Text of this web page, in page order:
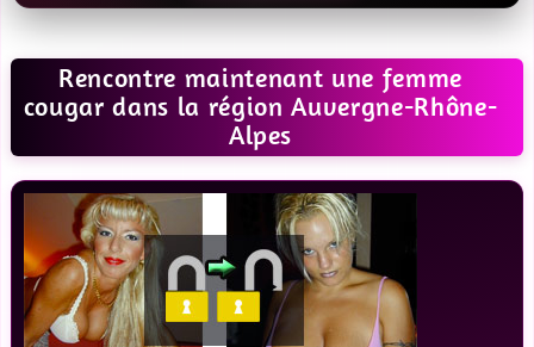
Rencontre maintenant une femme
cougar dans la région Auvergne-Rhône-
Alpes